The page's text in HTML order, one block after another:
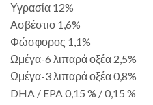
Υγρασία 12%
Ασβέστιο 1,6%
Φώσφορος 1,1%
Ωμέγα-6 λιπαρά οξέα 2,5%
Ωμέγα-3 λιπαρά οξέα 0,8%
DHA / EPA 0,15 % / 0,15 %